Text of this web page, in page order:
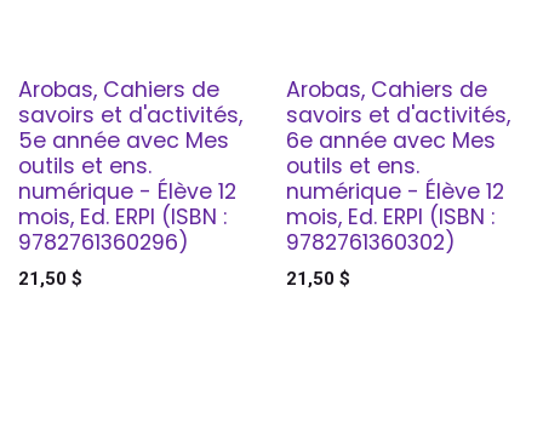
Arobas, Cahiers de
savoirs et d'activités,
5e année avec Mes
outils et ens.
numérique - Élève 12
mois, Ed. ERPI (ISBN :
9782761360296)
21,50 $
Arobas, Cahiers de
savoirs et d'activités,
6e année avec Mes
outils et ens.
numérique - Élève 12
mois, Ed. ERPI (ISBN :
9782761360302)
21,50$